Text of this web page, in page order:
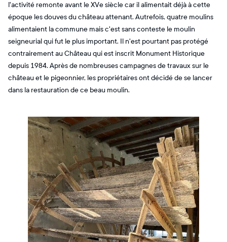
l'activité remonte avant le XVe siècle car il alimentait déjà à cette
époque les douves du château attenant. Autrefois, quatre moulins
alimentaient la commune mais c'est sans conteste le moulin
seigneurial qui fut le plus important. Il n'est pourtant pas protégé
contrairement au Château qui est inscrit Monument Historique
depuis 1984. Après de nombreuses campagnes de travaux sur le
château et le pigeonnier, les propriétaires ont décidé de se lancer
dans la restauration de ce beau moulin.